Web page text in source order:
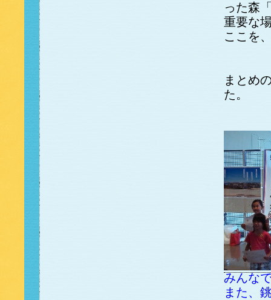
った森
重要な
ここを
まとめ
た。
みんな
また、